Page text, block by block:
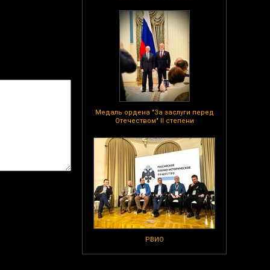
Медаль ордена "За заслуги перед
Отечеством" II степени
РВИО